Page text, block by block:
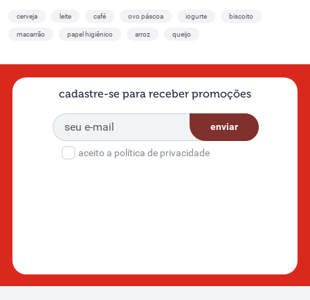
cerveja leite café ovo páscoa iogurte biscoito
macarrão papel higiênico arroz queijo
cadastre-se para receber promoções
enviar
aceito a política de privacidade